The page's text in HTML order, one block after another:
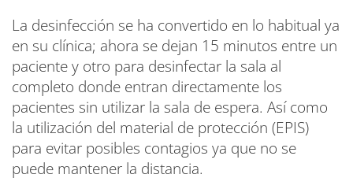
La desinfección se ha convertido en lo habitual ya
en su clínica; ahora se dejan 15 minutos entre un
paciente y otro para desinfectar la sala al
completo donde entran directamente los
pacientes sin utilizar la sala de espera. Así como
la utilización del material de protección (EPIS)
para evitar posibles contagios ya que no se
puede mantener la distancia.